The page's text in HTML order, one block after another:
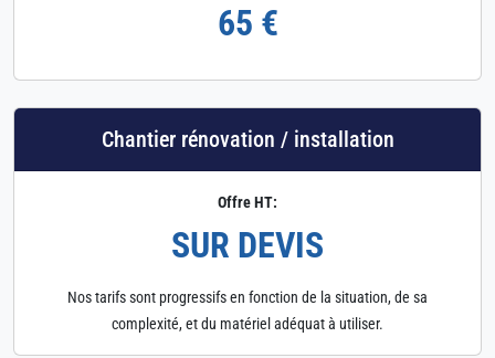
65 €
Chantier rénovation / installation
Offre HT:
SUR DEVIS
Nos tarifs sont progressifs en fonction de la situation, de sa
complexité, et du matériel adéquat à utiliser.